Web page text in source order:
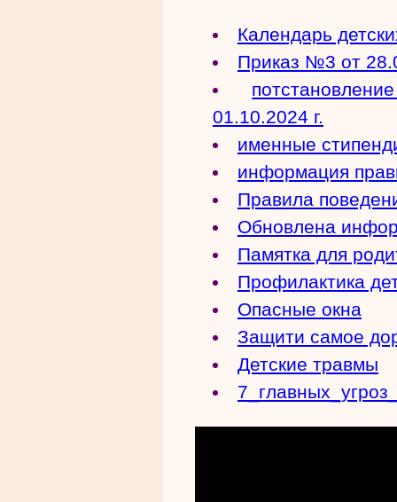
Календарь
Приказ №3 от
01.10.2024 г.
именные
информация
Правила
Обновлена
Памятка для
Профилактика
Опасные окна
Защити самое
Детские травмы